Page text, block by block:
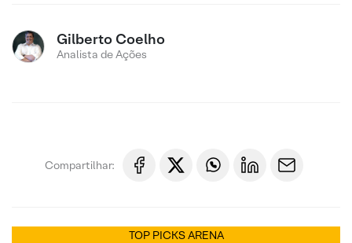
Gilberto Coelho
Analista de Ações
Compartilhar:
TOP PICKS ARENA